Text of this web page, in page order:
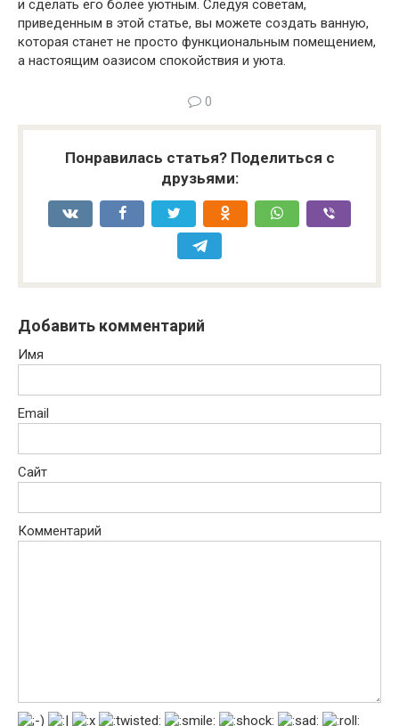
и сделать его более уютным. Следуя советам,
приведенным в этой статье, вы можете создать ванную,
которая станет не просто функциональным помещением,
а настоящим оазисом спокойствия и уюта.
0
Понравилась статья? Поделиться с
друзьями:
Добавить комментарий
Имя
Email
Сайт
Комментарий